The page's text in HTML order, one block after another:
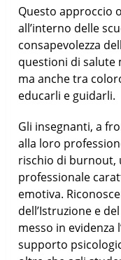
Questo approccio
all’interno delle
consapevolezza
questioni di salute
ma anche tra
educarli e guidarli.
Gli insegnanti, a
alla loro
rischio di burnout,
professionale
emotiva.
dell’Istruzione e
messo in evidenza
supporto